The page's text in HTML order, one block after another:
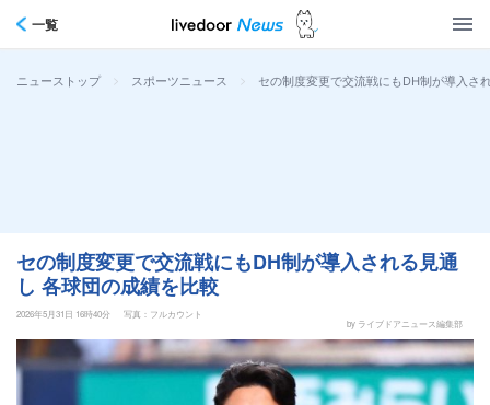
一覧
ニューストップ > スポーツニュース > セの制度変更で交流戦にもDH制が導入さ
セの制度変更で交流戦にもDH制が導入される見通
し 各球団の成績を比較
2026年5月31日 16時40分
写真：フルカウント
by ライブドアニュース編集部